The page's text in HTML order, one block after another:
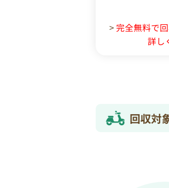
> 完全無料で
詳し
回収対